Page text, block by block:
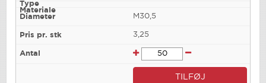
M30,5
3,25
TILFØJ